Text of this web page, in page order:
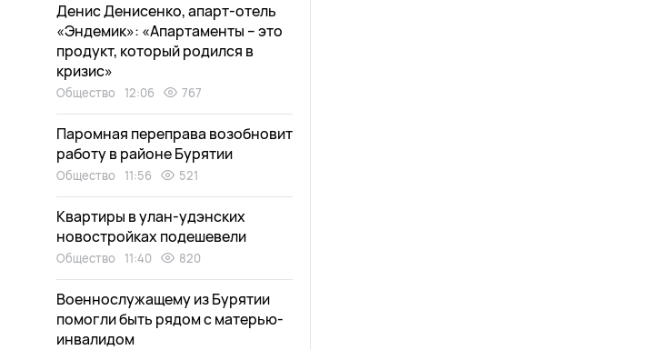
Денис Денисенко, апарт-отель
«Эндемик»: «Апартаменты – это
продукт, который родился в
кризис»
Общество 12:06 767
Паромная переправа возобновит
работу в районе Бурятии
Общество 11:56 521
Квартиры в улан-удэнских
новостройках подешевели
Общество 11:40 820
Военнослужащему из Бурятии
помогли быть рядом с матерью-
инвалидом